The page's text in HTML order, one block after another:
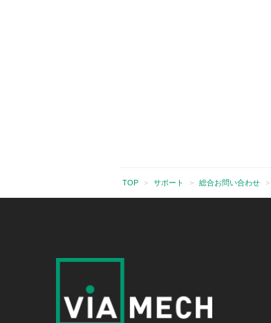
TOP > サポート > 総合お問い合わせ >